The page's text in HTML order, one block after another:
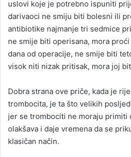
uslovi koje je potrebno ispuniti
darivaoci ne smiju biti bolesni ili
antibiotike najmanje tri sedmice
ne smije biti operisana, mora
dana od operacije, ne smije biti
visok niti nizak pritisak, mora joj
Dobra strana ove priče, kada je
trombocita, je ta što velikih
jer se trombociti ne moraju primiti
olakšava i daje vremena da se
klasičan način.